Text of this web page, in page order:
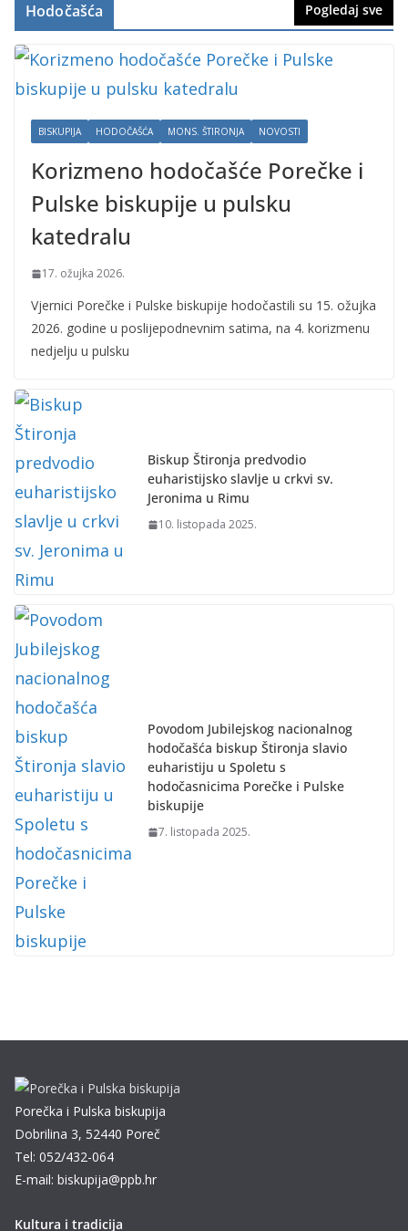
Hodočašća Pogledaj sve
BISKUPIJA HODOČAŠĆA MONS. ŠTIRONJA NOVOSTI
Korizmeno hodočašće Porečke i
Pulske biskupije u pulsku
katedralu
17. ožujka 2026.
Vjernici Porečke i Pulske biskupije hodočastili su 15. ožujka
2026. godine u poslijepodnevnim satima, na 4. korizmenu
nedjelju u pulsku
Biskup Štironja predvodio
euharistijsko slavlje u crkvi sv.
Jeronima u Rimu
10. listopada 2025.
Povodom Jubilejskog nacionalnog
hodočašća biskup Štironja slavio
euharistiju u Spoletu s
hodočasnicima Porečke i Pulske
biskupije
7. listopada 2025.
Porečka i Pulska biskupija
Dobrilina 3, 52440 Poreč
Tel: 052/432-064
E-mail: biskupija@ppb.hr
Kultura i tradicija